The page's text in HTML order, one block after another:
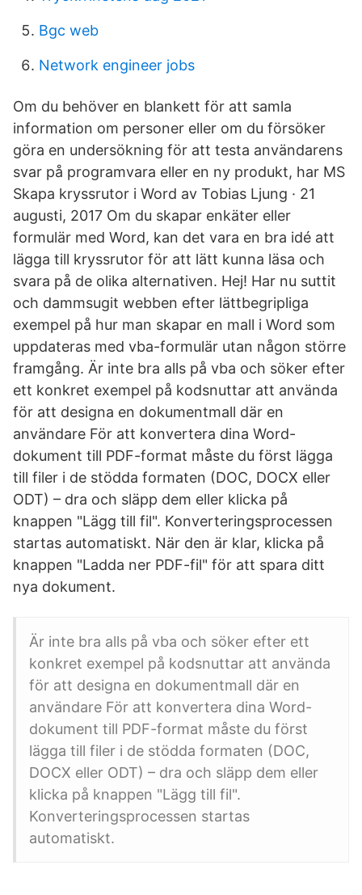
Bgc web
Network engineer jobs
Om du behöver en blankett för att samla
information om personer eller om du försöker
göra en undersökning för att testa användarens
svar på programvara eller en ny produkt, har MS
Skapa kryssrutor i Word av Tobias Ljung · 21
augusti, 2017 Om du skapar enkäter eller
formulär med Word, kan det vara en bra idé att
lägga till kryssrutor för att lätt kunna läsa och
svara på de olika alternativen. Hej! Har nu suttit
och dammsugit webben efter lättbegripliga
exempel på hur man skapar en mall i Word som
uppdateras med vba-formulär utan någon större
framgång. Är inte bra alls på vba och söker efter
ett konkret exempel på kodsnuttar att använda
för att designa en dokumentmall där en
användare För att konvertera dina Word-
dokument till PDF-format måste du först lägga
till filer i de stödda formaten (DOC, DOCX eller
ODT) – dra och släpp dem eller klicka på
knappen "Lägg till fil". Konverteringsprocessen
startas automatiskt. När den är klar, klicka på
knappen "Ladda ner PDF-fil" för att spara ditt
nya dokument.
Är inte bra alls på vba och söker efter ett
konkret exempel på kodsnuttar att använda
för att designa en dokumentmall där en
användare För att konvertera dina Word-
dokument till PDF-format måste du först
lägga till filer i de stödda formaten (DOC,
DOCX eller ODT) – dra och släpp dem eller
klicka på knappen "Lägg till fil".
Konverteringsprocessen startas
automatiskt.